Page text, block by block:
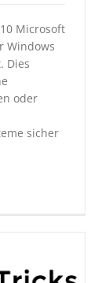
Microsoft
Windows
Dies
oder
sicher